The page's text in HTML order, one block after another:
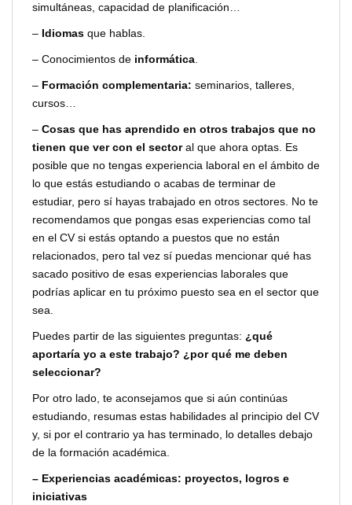
simultáneas, capacidad de planificación…
– Idiomas que hablas.
– Conocimientos de informática.
– Formación complementaria: seminarios, talleres,
cursos…
– Cosas que has aprendido en otros trabajos que no
tienen que ver con el sectoral que ahora optas. Es
posible que no tengas experiencia laboral en el ámbito de
lo que estás estudiando o acabas de terminar de
estudiar, pero sí hayas trabajado en otros sectores. No te
recomendamos que pongas esas experiencias como tal
en el CV si estás optando a puestos que no están
relacionados, pero tal vez sí puedas mencionar qué has
sacado positivo de esas experiencias laborales que
podrías aplicar en tu próximo puesto sea en el sector que
sea.
Puedes partir de las siguientes preguntas: ¿qué
aportaría yo a este trabajo? ¿por qué me deben
seleccionar?
Por otro lado, te aconsejamos que si aún continúas
estudiando, resumas estas habilidades al principio del CV
y, si por el contrario ya has terminado, lo detalles debajo
de la formación académica.
– Experiencias académicas: proyectos, logros e
iniciativas